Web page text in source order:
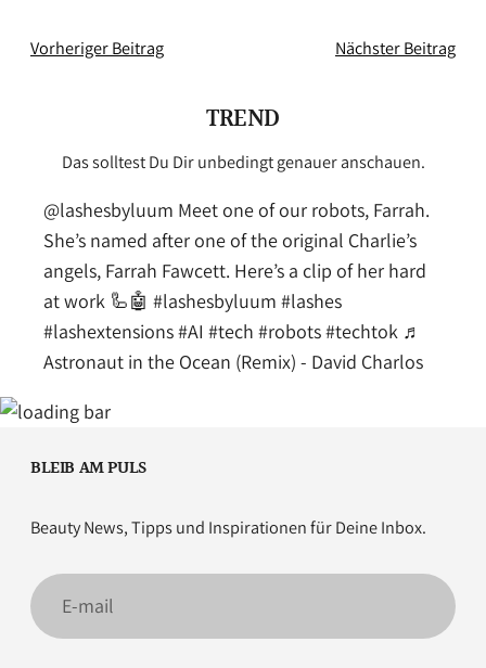
Vorheriger Beitrag Nächster Beitrag
TREND
Das solltest Du Dir unbedingt genauer anschauen.
@lashesbyluum Meet one of our robots, Farrah.
She’s named after one of the original Charlie’s
angels, Farrah Fawcett. Here’s a clip of her hard
at work 🦾🤖 #lashesbyluum #lashes
#lashextensions#AI #tech #robots#techtok ♬
Astronaut in the Ocean (Remix) - David Charlos
BLEIB AM PULS
Beauty News, Tipps und Inspirationen für Deine Inbox.
E-
mail